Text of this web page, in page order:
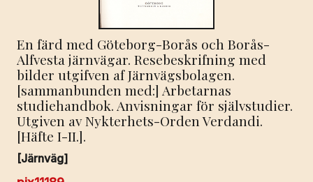
En färd med Göteborg-Borås och Borås-
Alfvesta järnvägar. Resebeskrifning med
bilder utgifven af Järnvägsbolagen.
[sammanbunden med:] Arbetarnas
studiehandbok. Anvisningar för självstudier.
Utgiven av Nykterhets-Orden Verdandi.
[Häfte I-II.].
[Järnväg]